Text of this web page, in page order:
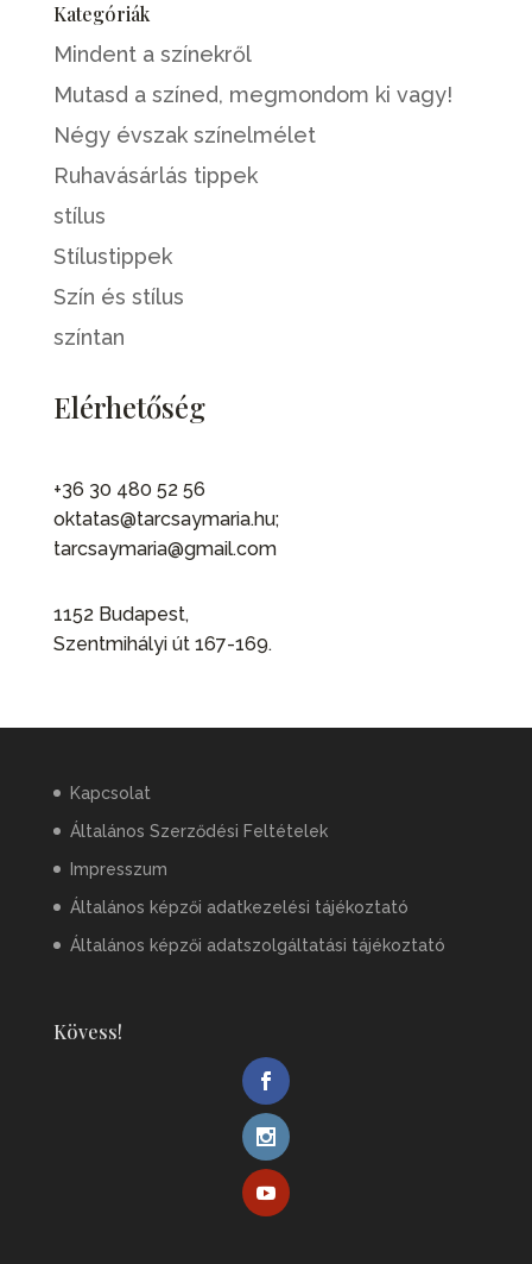
Kategóriák
Mindent a színekről
Mutasd a színed, megmondom ki vagy!
Négy évszak színelmélet
Ruhavásárlás tippek
stílus
Stílustippek
Szín és stílus
színtan
Elérhetőség
+36 30 480 52 56
oktatas@tarcsaymaria.hu;
tarcsaymaria@gmail.com
1152 Budapest,
Szentmihályi út 167-169.
Kapcsolat
Általános Szerződési Feltételek
Impresszum
Általános képzői adatkezelési tájékoztató
Általános képzői adatszolgáltatási tájékoztató
Kövess!